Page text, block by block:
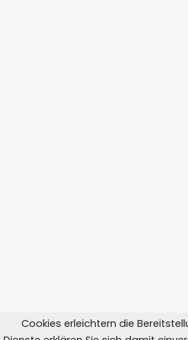
Cookies erleichtern die